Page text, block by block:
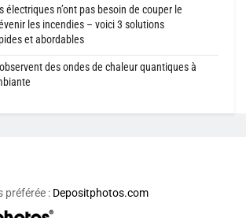
électriques n’ont pas besoin de couper le
les incendies – voici 3 solutions
et abordables
des ondes de chaleur quantiques à
préférée : Depositphotos.com